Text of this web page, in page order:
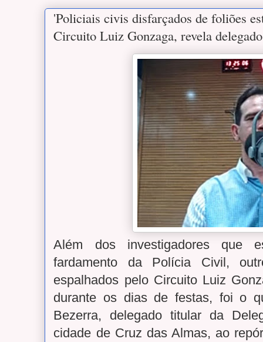
'Policiais civis disfarçados de foliões
Circuito Luiz Gonzaga, revela
Além dos investigadores que
fardamento da Polícia Civil,
espalhados pelo Circuito Luiz
durante os dias de festas, foi o
Bezerra, delegado titular da
cidade de Cruz das Almas, ao